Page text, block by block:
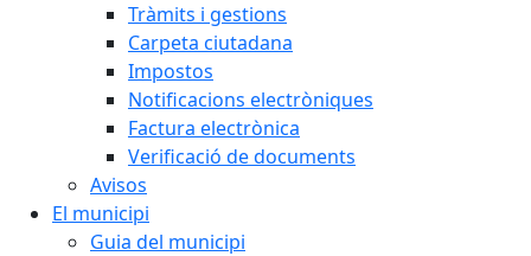
Tràmits i gestions
Carpeta ciutadana
Impostos
Notificacions electròniques
Factura electrònica
Verificació de documents
Avisos
El municipi
Guia del municipi